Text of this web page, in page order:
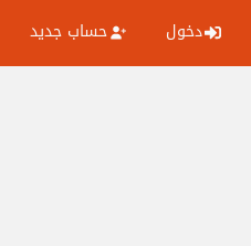
دخول حساب جديد